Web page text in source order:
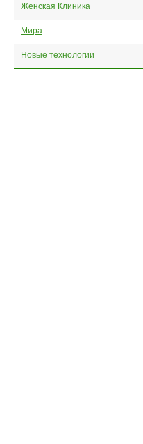
Женская Клиника
Мира
Новые технологии